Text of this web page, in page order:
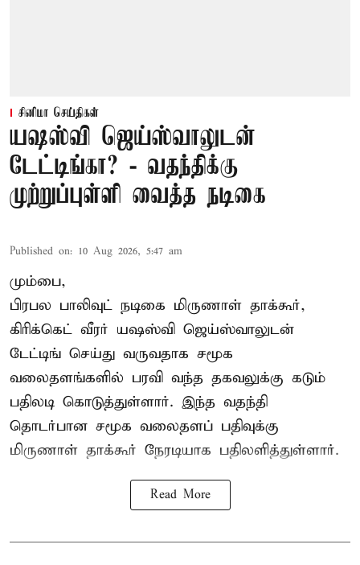
சினிமா செய்திகள்
யஷஸ்வி ஜெய்ஸ்வாலுடன்
டேட்டிங்கா? - வதந்திக்கு
முற்றுப்புள்ளி வைத்த நடிகை
Published on: 10 Aug 2026, 5:47 am
மும்பை,
பிரபல பாலிவுட் நடிகை மிருணாள் தாக்கூர்,
கிரிக்கெட் வீரர் யஷஸ்வி ஜெய்ஸ்வாலுடன்
டேட்டிங் செய்து வருவதாக சமூக
வலைதளங்களில் பரவி வந்த தகவலுக்கு கடும்
பதிலடி கொடுத்துள்ளார். இந்த வதந்தி
தொடர்பான சமூக வலைதளப் பதிவுக்கு
மிருணாள் தாக்கூர் நேரடியாக பதிலளித்துள்ளார்.
Read More